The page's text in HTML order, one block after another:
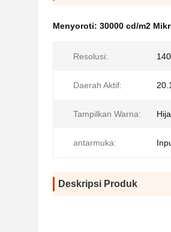
Menyoroti: 30000 cd/m2
Resolusi:
Daerah Aktif:
Tampilkan Warna:
antarmuka:
Deskripsi Produk